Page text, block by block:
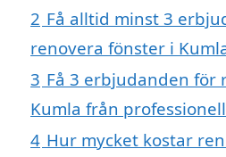
2 Få alltid minst 3
renovera fönster i
3 Få 3 erbjudanden för
Kumla från
4 Hur mycket kostar